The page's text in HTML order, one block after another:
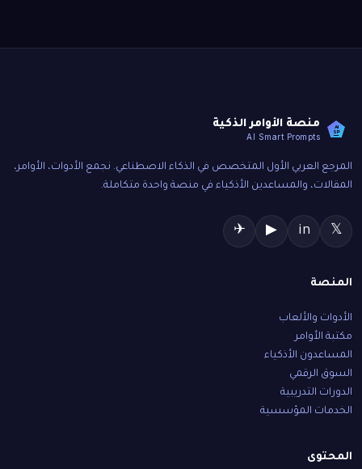
AI
SP
منصة الأوامر الذكية
AI Smart Prompts
المرجع العربي الأول المتخصص في الذكاء الاصطناعي. نجمع الأدوات، الأوامر،
المقالات، والمساعدين الأذكياء في منصة واحدة متكاملة.
𝕏
in
▶
✈
المنصة
الأدوات والألعاب
مكتبة الأوامر
المساعدون الأذكياء
السوق الرقمي
الدورات التدريبية
الخدمات المؤسسية
المحتوى